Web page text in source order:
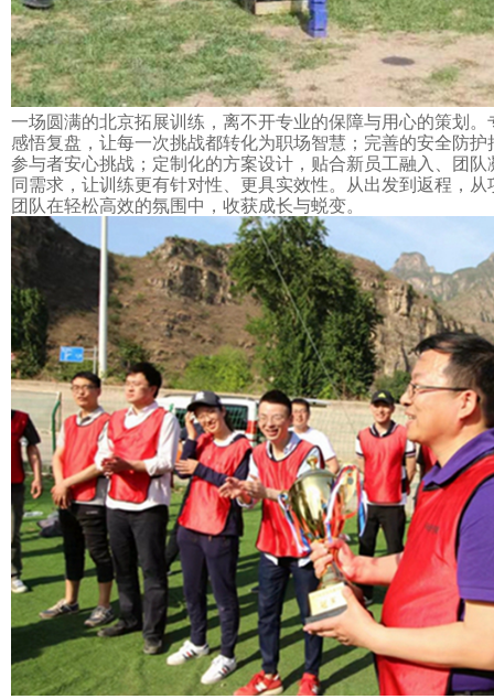
一场圆满的北京拓展训练，离不开专业的保障与用心的策划
感悟复盘，让每一次挑战都转化为职场智慧；完善的安全防护
参与者安心挑战；定制化的方案设计，贴合新员工融入、
团队
同需求，让训练更有针对性、更具实效性。从出发到返程，
团队在轻松高效的氛围中，收获成长与蜕变。